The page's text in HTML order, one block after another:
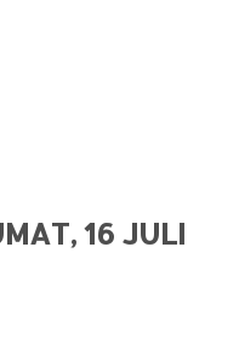
16 JULI